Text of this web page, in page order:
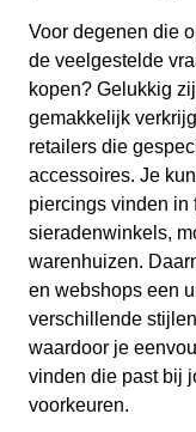
Voor degenen die
de veelgestelde
kopen? Gelukkig
gemakkelijk
retailers die
accessoires. Je
piercings vinden in
sieradenwinkels,
warenhuizen.
en webshops een
verschillende
waardoor je
vinden die past bij
voorkeuren.